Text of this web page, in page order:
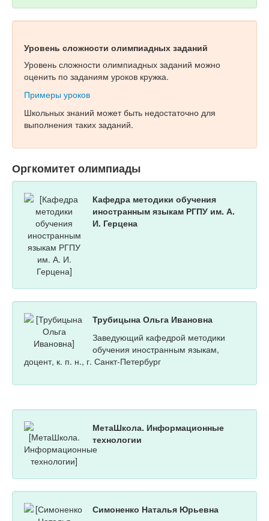
Уровень сложности олимпиадных заданий
Уровень сложности олимпиадных заданий можно
оценить по заданиям уроков кружка.
Примеры уроков
Школьных знаний может быть недостаточно для
выполнения таких заданий.
Оргкомитет олимпиады
Кафедра методики обучения
иностранным языкам РГПУ им. А.
И. Герцена
Трубицына Ольга Ивановна
Заведующий кафедрой методики
обучения иностранным языкам,
доцент, к. п. н., г. Санкт-Петербург
МетаШкола. Информационные
технологии
Симоненко Наталья Юрьевна